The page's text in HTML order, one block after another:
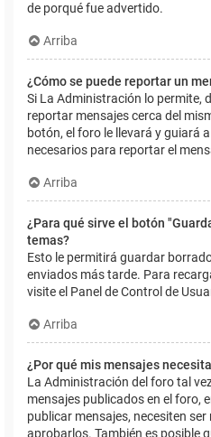
de porqué fue advertido.
Arriba
¿Cómo se puede reportar un
Si La Administración lo permite,
reportar mensajes cerca del
botón, el foro le llevará y guiará
necesarios para reportar el
Arriba
¿Para qué sirve el botón
temas?
Esto le permitirá guardar
enviados más tarde. Para
visite el Panel de Control de
Arriba
¿Por qué mis mensajes
La Administración del foro tal
mensajes publicados en el foro,
publicar mensajes, necesiten
aprobarlos. También es posible